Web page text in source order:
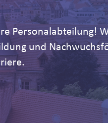
Personalabteilung!
und